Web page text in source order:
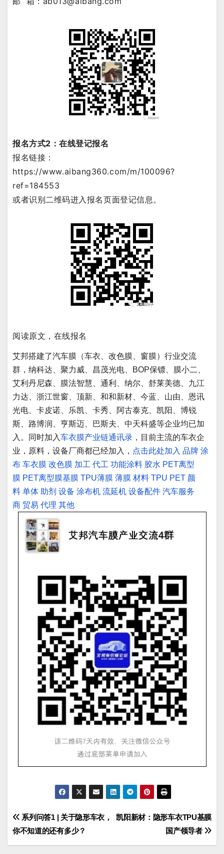
报名方式2：在线登记报名
报名链接：
https://www.aibang360.com/m/100096?
ref=184553
或者识别二维码进入报名页面登记信息。
阅读原文，在线报名
艾邦搭建了汽车膜（车衣、改色膜、窗膜）行业交流
群，纳科达、聚力威、昌茂光电、BOP保镖、膜小二、
艾利丹尼森、膜法智慧、通利、纳尔、舒莱美德、九江
力达、浙江世窗、顶新、和和新材、今蓝、山由、恩讯
光电、卡皮诺、乐凯、卡秀、阿古泰克、凯阳、博锐
斯、路博润、亨斯迈、巴斯夫、中天科盛等企业均已加
入。同时加入车衣膜产业链通讯录 ，目前主流的车衣企
业，原料，设备厂商都已经加入， 点击此处加入 品牌 涂
布 车衣膜 改色膜 加工 代工 功能涂料 胶水 PET离型
膜 PET离型膜基膜 TPU薄膜 薄膜 材料 TPU PET 颜
料 单体 助剂 设备 涂布机 流延机 设备配件 汽车服务
商 贸易 代理 其他
文
章
凯阳新材：隐形车衣TPU基膜
国产领导者
系列问答1 | 关于隐形车衣，
你不知道的还有多少？